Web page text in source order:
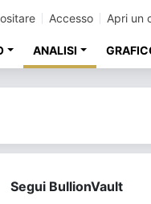
Accesso Apri un
ANALISI
Segui BullionVault